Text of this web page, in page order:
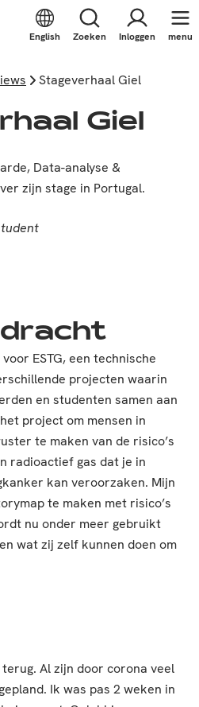
English Zoeken Inloggen menu
Stageverhaal Giel
Giel
Data-analyse &
zijn stage in Portugal.
ESTG, een technische
projecten waarin
en studenten samen aan
project om mensen in
te maken van de risico’s
radioactief gas dat je in
kan veroorzaken. Mijn
te maken met risico’s
nu onder meer gebruikt
wat zij zelf kunnen doen om
Al zijn door corona veel
Ik was pas 2 weken in